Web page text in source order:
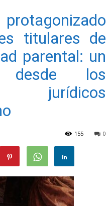
titulares de
parental: un
desde los
jurídicos
0
155